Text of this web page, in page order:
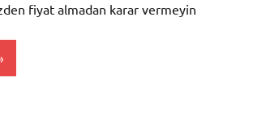
fiyat almadan karar vermeyin